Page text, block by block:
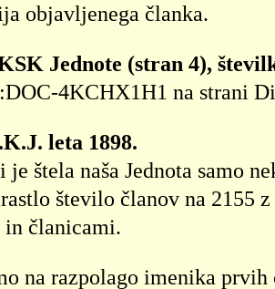
objavljenega članka.
Jednote (stran 4),
4KCHX1H1 na strani
leta 1898.
štela naša Jednota samo
število članov na 2155
in članicami.
na razpolago imenika